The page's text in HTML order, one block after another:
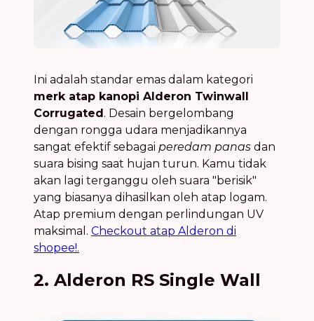
Ini adalah standar emas dalam kategori
merk atap kanopi Alderon Twinwall
Corrugated. Desain bergelombang
dengan rongga udara menjadikannya
sangat efektif sebagai peredam panas dan
suara bising saat hujan turun. Kamu tidak
akan lagi terganggu oleh suara "berisik"
yang biasanya dihasilkan oleh atap logam.
Atap premium dengan perlindungan UV
maksimal. Checkout atap Alderon di
shopee!.
2. Alderon RS Single Wall